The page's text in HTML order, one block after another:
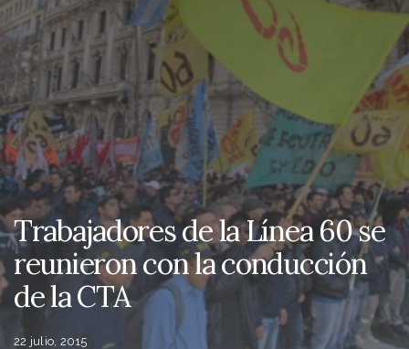
Trabajadores de la Línea 60 se
reunieron con la conducción
de la CTA
22 julio, 2015